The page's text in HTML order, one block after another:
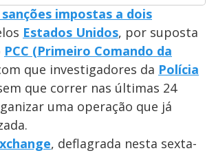
impostas a dois
Estados Unidos, por suposta
PCC (Primeiro Comando da
que investigadores da Polícia
que correr nas últimas 24
uma operação que já
, deflagrada nesta sexta-